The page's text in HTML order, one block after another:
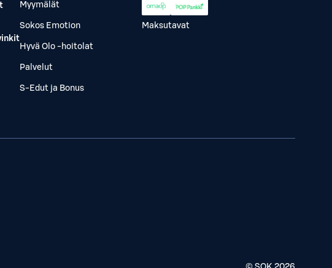
Myymälät
Sokos Emotion
Hyvä Olo -hoitolat
Palvelut
S-Edut ja Bonus
Maksutavat